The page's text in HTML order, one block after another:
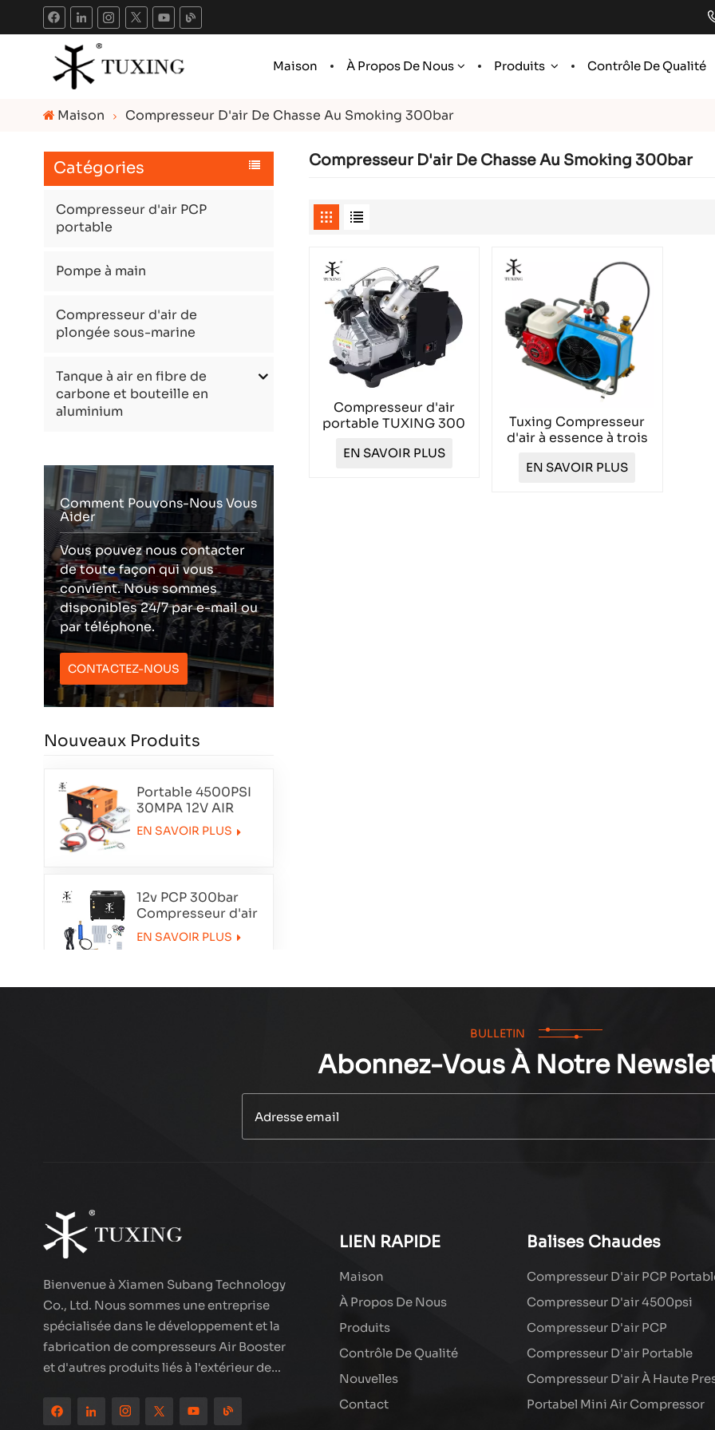
Maison À Propos De Nous Produits Contrôle De Qualité
Maison Compresseur D'air De Chasse Au Smoking 300bar
Catégories
Compresseur d'air PCP
portable
Pompe à main
Compresseur d'air de
plongée sous-marine
Tanque à air en fibre de
carbone et bouteille en
aluminium
Comment Pouvons-Nous Vous
Aider
Vous pouvez nous contacter
de toute façon qui vous
convient. Nous sommes
disponibles 24/7 par e-mail ou
par téléphone.
CONTACTEZ-NOUS
Nouveaux Produits
Portable 4500PSI
30MPA 12V AIR
COMPRESSEUR
EN SAVOIR PLUS
12v PCP 300bar
Compresseur d'air
portable
TXET062-1
EN SAVOIR PLUS
PCP 300BAR AIR
smoking txes062
EN SAVOIR PLUS
Compresseur d'air
LCD à double
cylindre haute
performance
TXEDT032-1
EN SAVOIR PLUS
Compresseur d'air
double cylindre
Compresseur D'air De Chasse Au Smoking 300bar
Compresseur d'air
portable TUXING 300
TXEDM041
EN SAVOIR PLUS
Tuxing Compresseur
d'air à essence à trois
EN SAVOIR PLUS
BULLETIN
Abonnez-Vous À Notre
Bienvenue à Xiamen Subang Technology
Co., Ltd. Nous sommes une entreprise
spécialisée dans le développement et la
fabrication de compresseurs Air Booster
et d'autres produits liés à l'extérieur de
smoking ont été partout dans le monde,
LIEN RAPIDE
Maison
À Propos De Nous
Produits
Contrôle De Qualité
Nouvelles
Contact
Balises Chaudes
Compresseur D'air PCP
Compresseur D'air 4500psi
Compresseur D'air PCP
Compresseur D'air Portable
Compresseur D'air À Haute
Portabel Mini Air Compressor